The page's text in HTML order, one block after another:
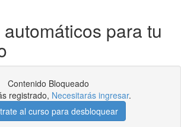
para tu
Contenido Bloqueado
registrado, Necesitarás ingresar.
al curso para desbloquear